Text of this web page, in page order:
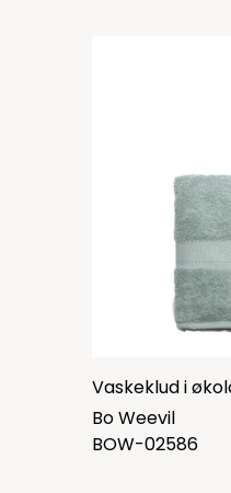
Vaskeklud i
Bo Weevil
BOW-02586